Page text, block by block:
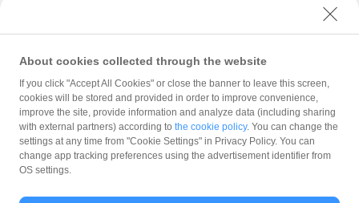
マイストア
概要
【一覧】PayPayマイストア ライトプランを利用できない業種
規約
ガイドライン
About cookies collected through the website
If you click "Accept All Cookies" or close the banner to leave this screen,
cookies will be stored and provided in order to improve convenience,
improve the site, provide information and analyze data (including sharing
with external partners) according to the cookie policy. You can change the
settings at any time from "Cookie Settings" in Privacy Policy. You can
change app tracking preferences using the advertisement identifier from
OS settings.